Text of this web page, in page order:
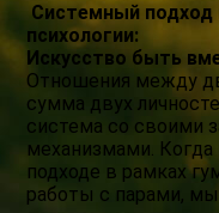
Системный подход
психологии:
Искусство быть
Отношения между
сумма двух
система со своими
механизмами.
подходе в рамках
работы с парами,